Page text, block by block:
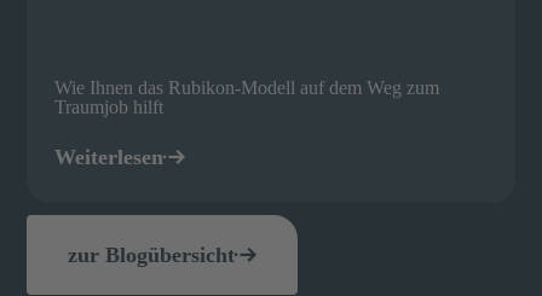
Wie Ihnen das Rubikon-Modell auf dem Weg zum
Traumjob hilft
Weiterlesen
zur Blogübersicht